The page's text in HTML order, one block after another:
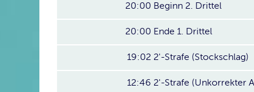
20:00 Beginn 2. Drittel
20:00 Ende 1. Drittel
19:02 2'-Strafe (Stockschlag)
12:46 2'-Strafe (Unkorrekter